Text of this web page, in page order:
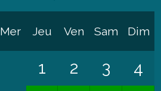
Mer Jeu Ven Sam Dim
1 2 3 4